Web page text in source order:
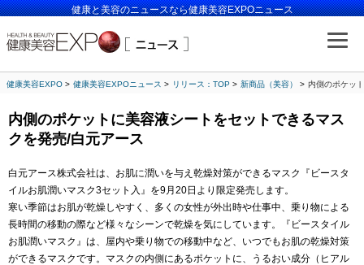
健康と美容のニュースなら健康美容EXPOニュース
健康美容EXPO 健康美容EXPOニュース リリース：TOP 新商品（美容） 内側のポケッ
内側のポケットに美容液シートをセットできるマス
クを発売/白元アース
白元アース株式会社は、お肌に潤いを与え乾燥対策ができるマスク『ビースタ
イルお肌潤いマスク3セット入』を9月20日より限定発売します。
寒い季節はお肌が乾燥しやすく、多くの女性が外出時や仕事中、乗り物による
長時間の移動の際など様々なシーンで乾燥を気にしています。『ビースタイル
お肌潤いマスク』は、屋内や乗り物での移動中など、いつでもお肌の乾燥対策
ができるマスクです。マスクの内側にあるポケットに、うるおい成分（ヒアル